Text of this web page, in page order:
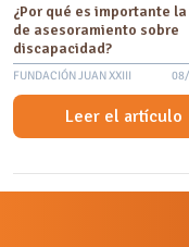
¿Por qué es importante
de asesoramiento sobre
discapacidad?
FUNDACIÓN JUAN XXIII
Leer el artículo